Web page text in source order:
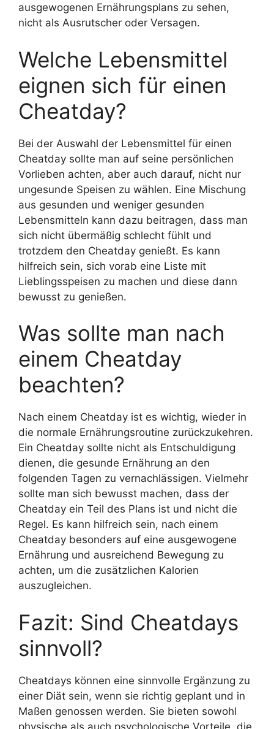
ausgewogenen Ernährungsplans zu sehen,
nicht als Ausrutscher oder Versagen.
Welche Lebensmittel
eignen sich für einen
Cheatday?
Bei der Auswahl der Lebensmittel für einen
Cheatday sollte man auf seine persönlichen
Vorlieben achten, aber auch darauf, nicht nur
ungesunde Speisen zu wählen. Eine Mischung
aus gesunden und weniger gesunden
Lebensmitteln kann dazu beitragen, dass man
sich nicht übermäßig schlecht fühlt und
trotzdem den Cheatday genießt. Es kann
hilfreich sein, sich vorab eine Liste mit
Lieblingsspeisen zu machen und diese dann
bewusst zu genießen.
Was sollte man nach
einem Cheatday
beachten?
Nach einem Cheatday ist es wichtig, wieder in
die normale Ernährungsroutine zurückzukehren.
Ein Cheatday sollte nicht als Entschuldigung
dienen, die gesunde Ernährung an den
folgenden Tagen zu vernachlässigen. Vielmehr
sollte man sich bewusst machen, dass der
Cheatday ein Teil des Plans ist und nicht die
Regel. Es kann hilfreich sein, nach einem
Cheatday besonders auf eine ausgewogene
Ernährung und ausreichend Bewegung zu
achten, um die zusätzlichen Kalorien
auszugleichen.
Fazit: Sind Cheatdays
sinnvoll?
Cheatdays können eine sinnvolle Ergänzung zu
einer Diät sein, wenn sie richtig geplant und in
Maßen genossen werden. Sie bieten sowohl
physische als auch psychologische Vorteile, die